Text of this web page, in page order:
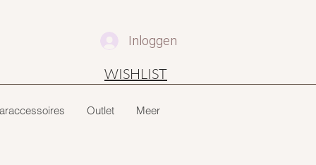
WISHLIST
Inloggen
Outlet Meer